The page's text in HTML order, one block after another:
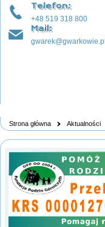
Telefon:
+48 519 318 800
Mail:
gwarek@gwarkowie.pl
Strona główna Aktualności